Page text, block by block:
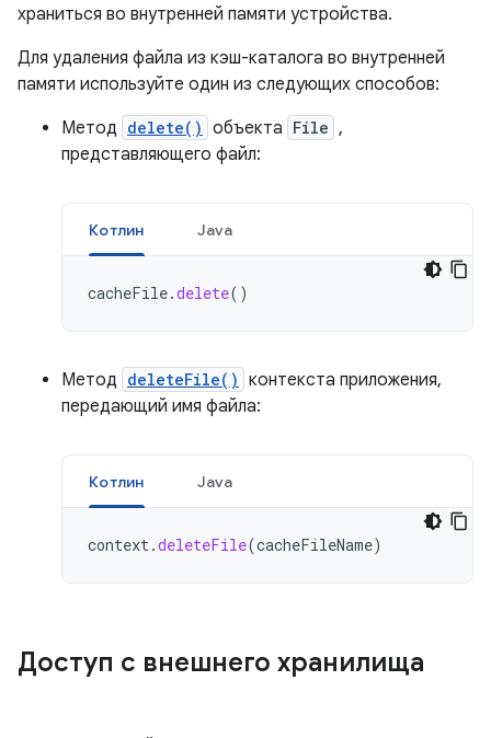
храниться во внутренней памяти устройства.
Для удаления файла из кэш-каталога во внутренней
памяти используйте один из следующих способов:
Метод delete() объекта File ,
представляющего файл:
Котлин Java
cacheFile.delete()
Метод deleteFile() контекста приложения,
передающий имя файла:
Котлин Java
context.deleteFile(cacheFileName)
Доступ с внешнего хранилища